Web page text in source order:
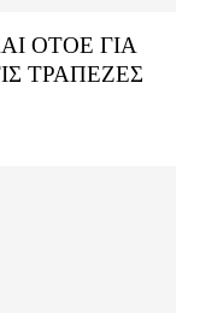
ΟΤΟΕ ΓΙΑ
ΤΡΑΠΕΖΕΣ